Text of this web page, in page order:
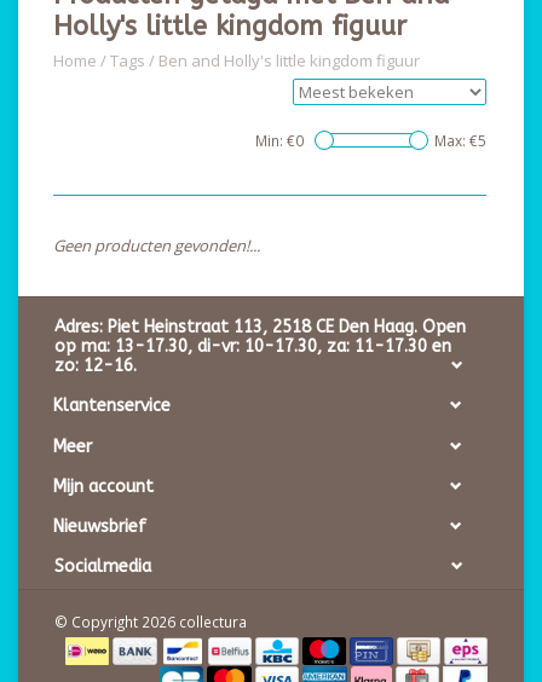
Holly's little kingdom figuur
Home /Tags / Ben and Holly's little kingdom figuur
Min: €0 Max: €5
Geen producten gevonden!...
Adres: Piet Heinstraat 113, 2518 CE Den Haag. Open
op ma: 13-17.30, di-vr: 10-17.30, za: 11-17.30 en
zo: 12-16.
Klantenservice
Meer
Mijn account
Nieuwsbrief
Socialmedia
© Copyright 2026 collectura